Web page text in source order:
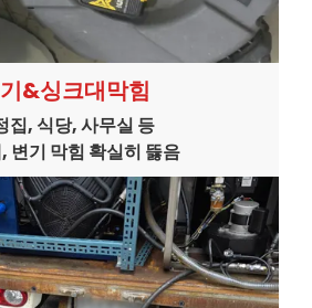
&싱크대막힘
집, 식당, 사무실 등
변기 막힘 확실히 뜷음